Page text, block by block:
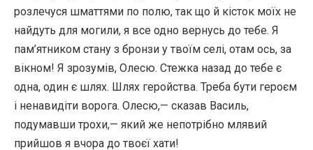
розлечуся шматтями по полю, так що й кісток моїх не
найдуть для могили, я все одно вернусь до тебе. Я
пам’ятником стану з бронзи у твоїм селі, отам ось, за
вікном! Я зрозумів, Олесю. Стежка назад до тебе є
одна, один є шлях. Шлях геройства. Треба бути героєм
і ненавидіти ворога. Олесю,— сказав Василь,
подумавши трохи,— який же непотрібно млявий
прийшов я вчора до твоєї хати!